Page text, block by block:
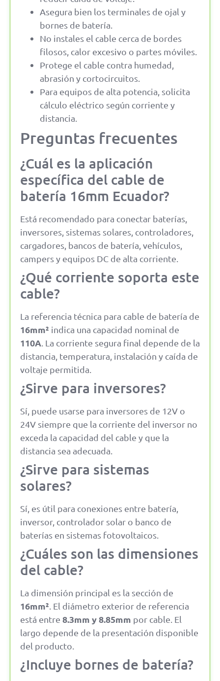
Asegura bien los terminales de ojal y
bornes de batería.
No instales el cable cerca de bordes
filosos, calor excesivo o partes móviles.
Protege el cable contra humedad,
abrasión y cortocircuitos.
Para equipos de alta potencia, solicita
cálculo eléctrico según corriente y
distancia.
Preguntas frecuentes
¿Cuál es la aplicación
específica del cable de
batería 16mm Ecuador?
Está recomendado para conectar baterías,
inversores, sistemas solares, controladores,
cargadores, bancos de batería, vehículos,
campers y equipos DC de alta corriente.
¿Qué corriente soporta este
cable?
La referencia técnica para cable de batería de
16mm² indica una capacidad nominal de
110A . La corriente segura final depende de la
distancia, temperatura, instalación y caída de
voltaje permitida.
¿Sirve para inversores?
Sí, puede usarse para inversores de 12V o
24V siempre que la corriente del inversor no
exceda la capacidad del cable y que la
distancia sea adecuada.
¿Sirve para sistemas
solares?
Sí, es útil para conexiones entre batería,
inversor, controlador solar o banco de
baterías en sistemas fotovoltaicos.
¿Cuáles son las dimensiones
del cable?
La dimensión principal es la sección de
16mm² . El diámetro exterior de referencia
está entre 8.3mm y 8.85mm por cable. El
largo depende de la presentación disponible
del producto.
¿Incluye bornes de batería?